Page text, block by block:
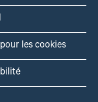
les cookies